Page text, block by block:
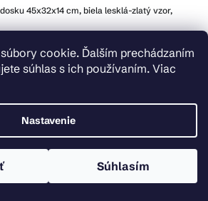
cookie. Ďalším prechádzaním
súhlas s ich používaním. Viac
Nastavenie
Súhlasím
45x32x14 cm, biela lesklá-zlatý vzor,
€73,99